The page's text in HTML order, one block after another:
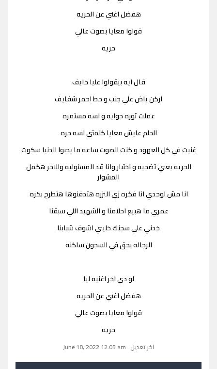
هفضل اغني عن الحريه
قولوا معايا بصوت عالي
حريه
قال ايه بيقولوا عليا خايف
اركن ياض علي جنب و حط احمر شفايف
عملت ثوره جوايه و لسه مستمره
الحلم عايش معايا كلمتي لسه حره
غنيت في كل العهود و كنت الصوت ساعه ما يحبوا الدنيا سكوت
الحريه يعني تضحيه و اختبار وانا قد المسئوليه وللاخر هكمل
المشوار
انا مش لوحدي انا فكره زي البزره هتدفنوها هتطرح بكره
عمري ما هبيع احلامنا و الشهيد اللي سبقنا
خدني علي سجنك خليني اشوف شبابنا
الرجاله بحق في السجون ساكنه
لو دي اخر اغنيه ليا
هفضل اغني عن الحريه
قولوا معايا بصوت عالي
حريه
اخر تعديل : June 18, 2022 12:05 am